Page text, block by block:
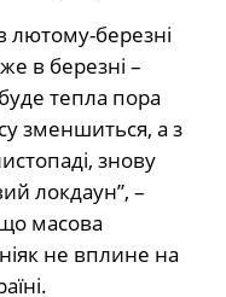
лютому-березні
в березні –
тепла пора
зменшиться, а з
знову
локдаун”, –
масова
не вплине на